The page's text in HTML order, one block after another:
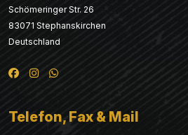
Schömeringer Str. 26
83071 Stephanskirchen
Deutschland
Telefon, Fax & Mail